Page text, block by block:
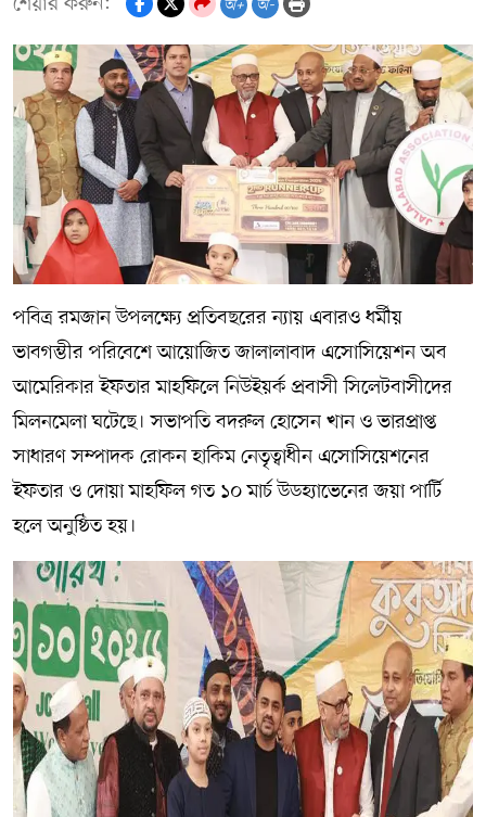
অ+ অ-
পবিত্র রমজান উপলক্ষ্যে প্রতিবছরের ন্যায় এবারও ধর্মীয়
ভাবগম্ভীর পরিবেশে আয়োজিত জালালাবাদ এসোসিয়েশন অব
আমেরিকার ইফতার মাহফিলে নিউইয়র্ক প্রবাসী সিলেটবাসীদের
মিলনমেলা ঘটেছে। সভাপতি বদরুল হোসেন খান ও ভারপ্রাপ্ত
সাধারণ সম্পাদক রোকন হাকিম নেতৃত্বাধীন এসোসিয়েশনের
ইফতার ও দোয়া মাহফিল গত ১০ মার্চ উডহ্যাভেনের জয়া পার্টি
হলে অনুষ্ঠিত হয়।